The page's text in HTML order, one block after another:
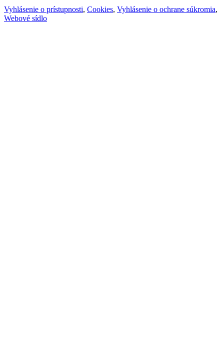
Vyhlásenie o prístupnosti, Cookies, Vyhlásenie o ochrane súkromia,
Webové sídlo